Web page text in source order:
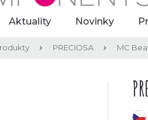
Aktuality Novinky
PRECIOSA MC